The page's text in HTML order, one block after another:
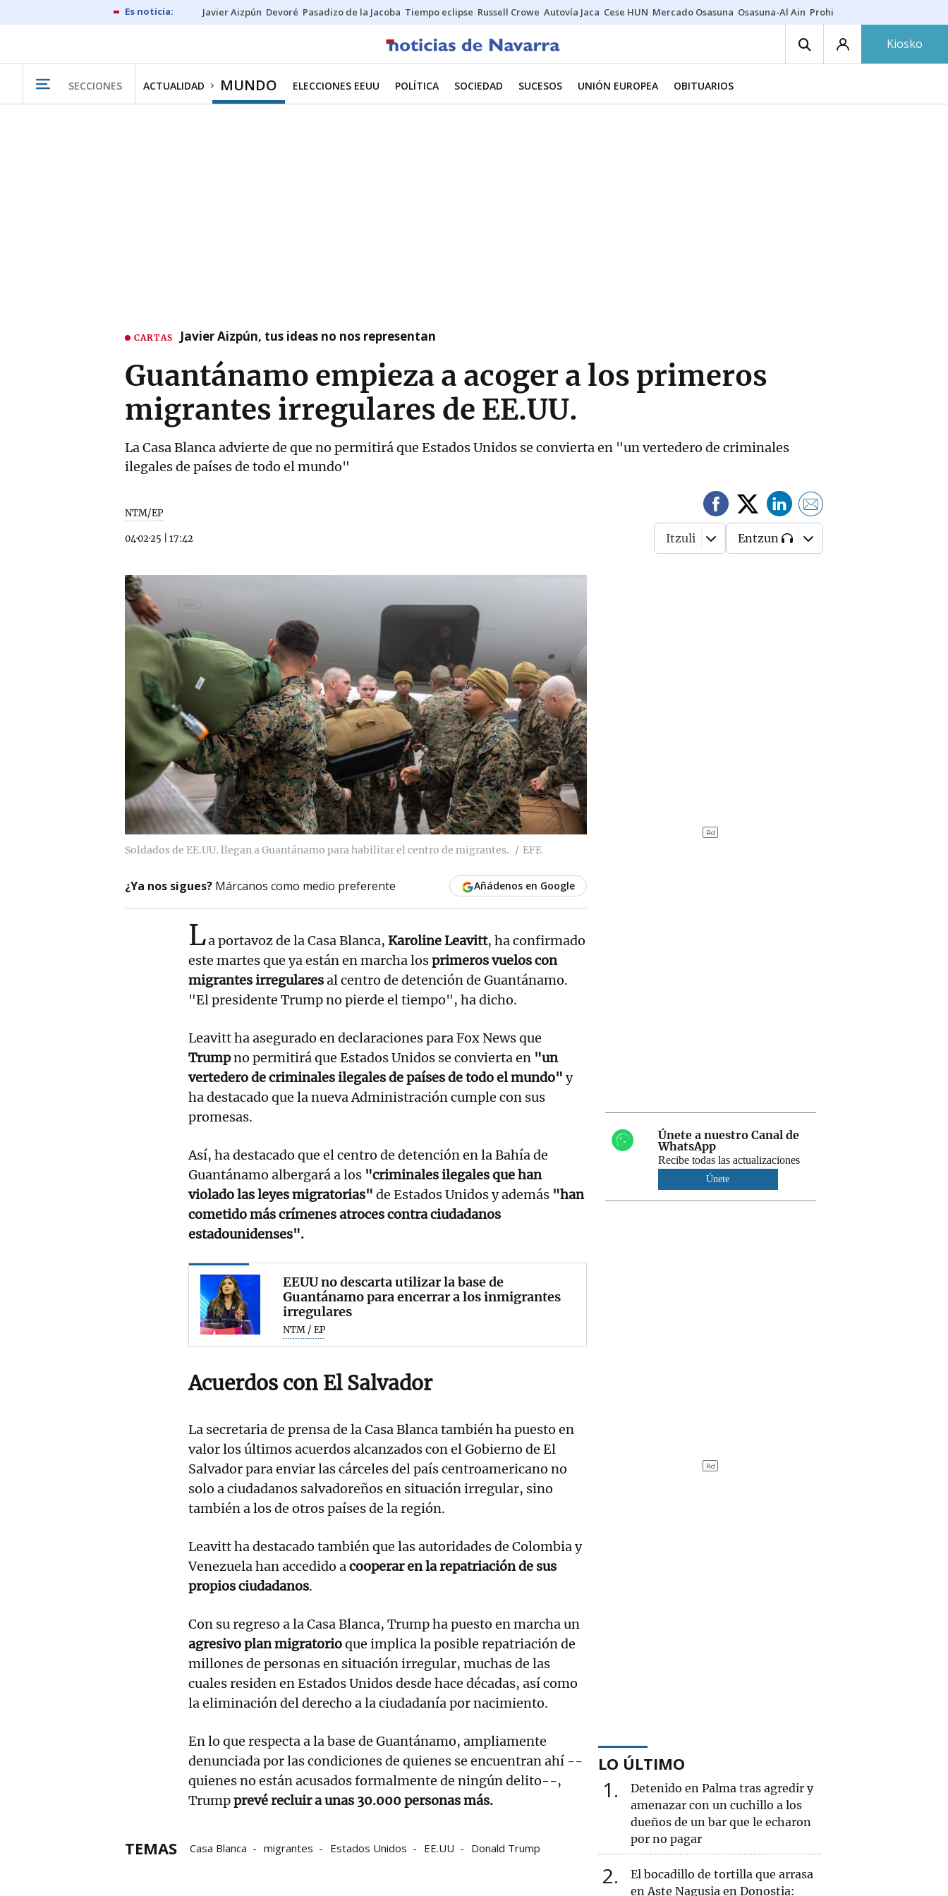
Javier Aizpún Devoré Pasadizo de la Jacoba Tiempo eclipse Russell Crowe Autovía Jaca Cese HUN Mercado Osasuna Osasuna-Al Ain Prohibiciones eclipse
Kiosko
SECCIONES ACTUALIDAD MUNDO ELECCIONES EEUU POLÍTICA SOCIEDAD SUCESOS UNIÓN EUROPEA OBITUARIOS
CARTAS Javier Aizpún, tus ideas no nos representan
Guantánamo empieza a acoger a los primeros
migrantes irregulares de EE.UU.
La Casa Blanca advierte de que no permitirá que Estados Unidos se convierta en "un vertedero de criminales
ilegales de países de todo el mundo"
NTM/EP
04·02·25 17:42 Itzuli Entzun
Soldados de EE.UU. llegan a Guantánamo para habilitar el centro de migrantes. EFE
¿Ya nos sigues? Márcanos como medio preferente Añádenos en Google
La portavoz de la Casa Blanca, Karoline Leavitt, ha confirmado
este martes que ya están en marcha losprimeros vuelos con
migrantes irregularesal centro de detención de Guantánamo.
"El presidente Trump no pierde el tiempo", ha dicho.
Leavitt ha asegurado en declaraciones para Fox News que
Trumpno permitirá que Estados Unidos se convierta en "un
vertedero de criminales ilegales de países de todo el mundo" y
ha destacado que la nueva Administración cumple con sus
promesas.
Así, ha destacado que el centro de detención en la Bahía de
Guantánamo albergará a los "criminales ilegales que han
violado las leyes migratorias" de Estados Unidos y además "han
cometido más crímenes atroces contra ciudadanos
estadounidenses".
EEUU no descarta utilizar la base de
Guantánamo para encerrar a los inmigrantes
irregulares
NTM / EP
Acuerdos con El Salvador
La secretaria de prensa de la Casa Blanca también ha puesto en
valor los últimos acuerdos alcanzados con el Gobierno de El
Salvador para enviar las cárceles del país centroamericano no
solo a ciudadanos salvadoreños en situación irregular, sino
también a los de otros países de la región.
Leavitt ha destacado también que las autoridades de Colombia y
Venezuela han accedido acooperar en la repatriación de sus
propios ciudadanos.
Con su regreso a la Casa Blanca, Trump ha puesto en marcha un
agresivo plan migratorioque implica la posible repatriación de
millones de personas en situación irregular, muchas de las
cuales residen en Estados Unidos desde hace décadas, así como
la eliminación del derecho a la ciudadanía por nacimiento.
En lo que respecta a la base de Guantánamo, ampliamente
denunciada por las condiciones de quienes se encuentran ahí --
quienes no están acusados formalmente de ningún delito--,
Trumpprevé recluir a unas 30.000 personas más.
TEMAS Casa Blanca migrantes Estados Unidos EE.UU Donald Trump
Únete a nuestro Canal de
WhatsApp
Recibe todas las actualizaciones
Únete
LO ÚLTIMO
1
Detenido en Palma tras agredir y
amenazar con un cuchillo a los
dueños de un bar que le echaron
por no pagar
2
El bocadillo de tortilla que arrasa
en Aste Nagusia en Donostia: